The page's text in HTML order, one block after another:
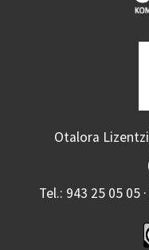
Otalora
Tel.: 943 25 05 05